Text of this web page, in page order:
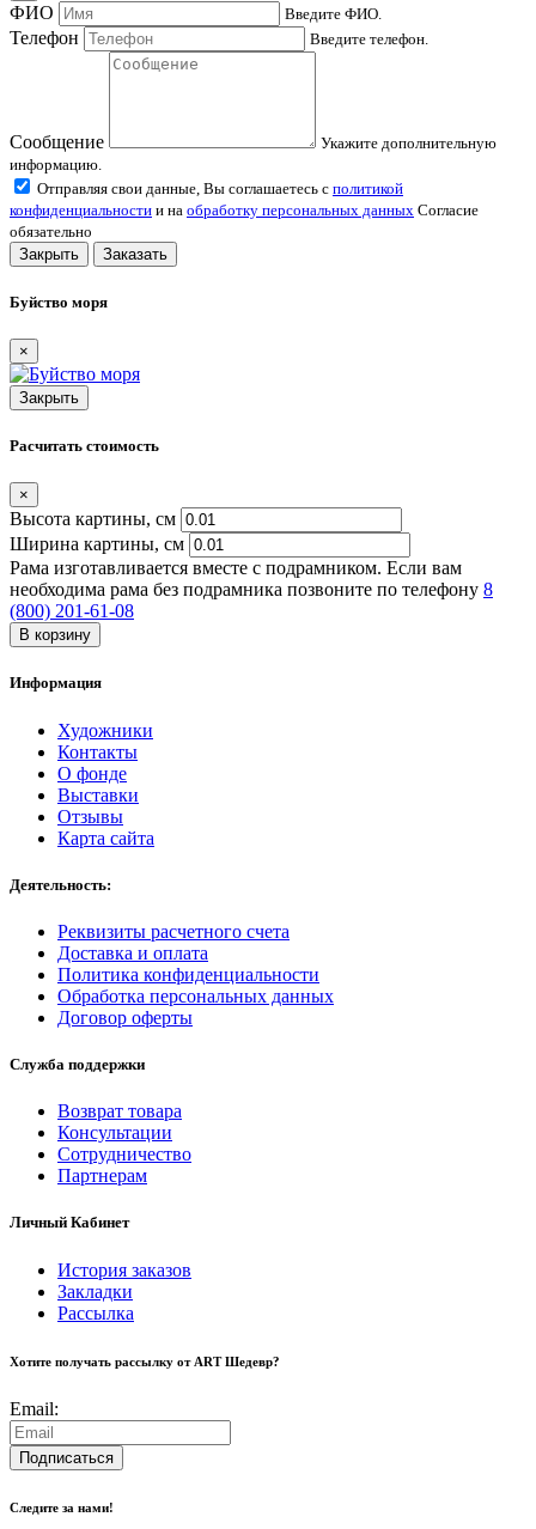
ФИО Введите ФИО.
Телефон Введите телефон.
Сообщение
Укажите дополнительную
информацию.
Отправляя свои данные, Вы соглашаетесь с политикой
конфиденциальности и на обработку персональных данных Согласие
обязательно
Закрыть
Заказать
Буйство моря
×
Закрыть
Расчитать стоимость
×
Высота картины, см
Ширина картины, cм
Рама изготавливается вместе с подрамником. Если вам
необходима рама без подрамника позвоните по телефону 8
(800) 201-61-08
В корзину
Информация
Художники
Контакты
О фонде
Выставки
Отзывы
Карта сайта
Деятельность:
Реквизиты расчетного счета
Доставка и оплата
Политика конфиденциальности
Обработка персональных данных
Договор оферты
Служба поддержки
Возврат товара
Консультации
Сотрудничество
Партнерам
Личный Кабинет
История заказов
Закладки
Рассылка
Хотите получать рассылку от ART Шедевр?
Email:
Подписаться
Следите за нами!